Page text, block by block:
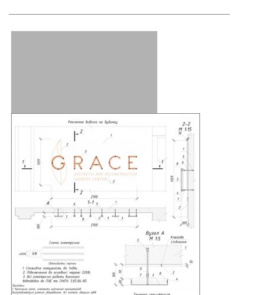
———————————————————————————